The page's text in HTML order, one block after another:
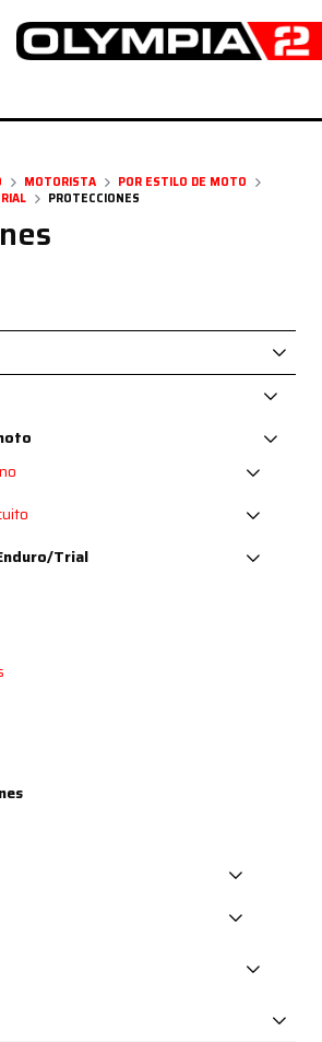
MOTORISTA
POR ESTILO DE MOTO
PROTECCIONES
Trial